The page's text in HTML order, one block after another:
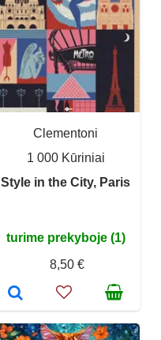
Clementoni
1 000 Kūriniai
Style in the City, Paris
turime prekyboje (1)
8,50 €